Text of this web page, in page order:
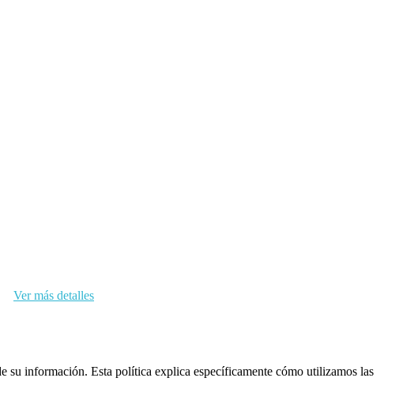
Ver más detalles
su información. Esta política explica específicamente cómo utilizamos las